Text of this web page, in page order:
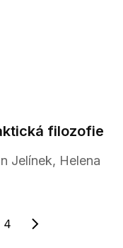
filozofie
Jelínek, Helena
4